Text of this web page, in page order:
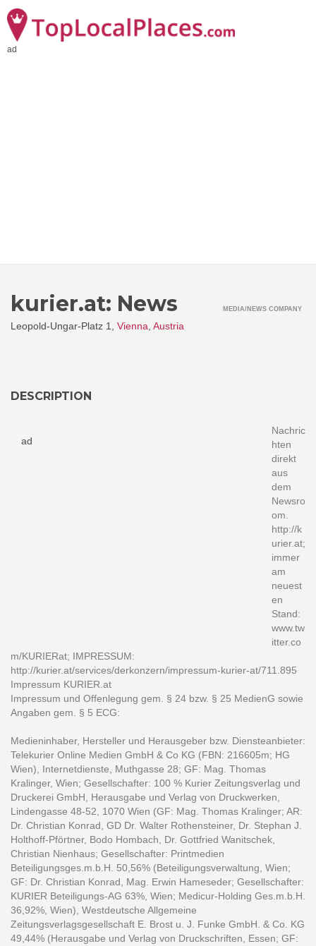
ad
kurier.at: News
Leopold-Ungar-Platz 1, Vienna Austria
MEDIA/NEWS COMPANY
DESCRIPTION
ad
Nachric
hten
direkt
aus
dem
Newsro
om.
http://k
urier.at;
immer
am
neuest
en
Stand:
www.tw
itter.co
m/KURIERat; IMPRESSUM:
http://kurier.at/services/derkonzern/impressum-kurier-at/711.895
Impressum KURIER.at
Impressum und Offenlegung gem. § 24 bzw. § 25 MedienG sowie
Angaben gem. § 5 ECG:
Medieninhaber, Hersteller und Herausgeber bzw. Diensteanbieter:
Telekurier Online Medien GmbH & Co KG (FBN: 216605m; HG
Wien), Internetdienste, Muthgasse 28; GF: Mag. Thomas
Kralinger, Wien; Gesellschafter: 100 % Kurier Zeitungsverlag und
Druckerei GmbH, Herausgabe und Verlag von Druckwerken,
Lindengasse 48-52, 1070 Wien (GF: Mag. Thomas Kralinger; AR:
Dr. Christian Konrad, GD Dr. Walter Rothensteiner, Dr. Stephan J.
Holthoff-Pförtner, Bodo Hombach, Dr. Gottfried Wanitschek,
Christian Nienhaus; Gesellschafter: Printmedien
Beteiligungsges.m.b.H. 50,56% (Beteiligungsverwaltung, Wien;
GF: Dr. Christian Konrad, Mag. Erwin Hameseder; Gesellschafter:
KURIER Beteiligungs-AG 63%, Wien; Medicur-Holding Ges.m.b.H.
36,92%, Wien), Westdeutsche Allgemeine
Zeitungsverlagsgesellschaft E. Brost u. J. Funke GmbH. & Co. KG
49,44% (Herausgabe und Verlag von Druckschriften, Essen; GF: